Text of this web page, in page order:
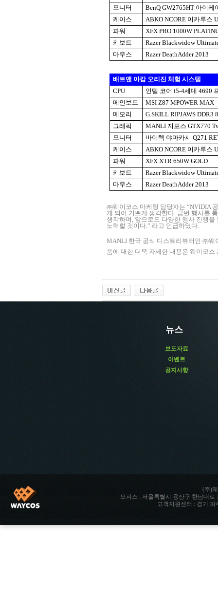
모니터
BenQ GW2765HT 아이케
케이스
ABKO NCORE 이카루스
파워
XFX PRO 1000W
키보드
Razer Blackwidow
마우스
Razer DeathAdder 2013
배트맨 아캄 오리진 체험 시스템
CPU
인텔 코어 i5-4세대 4690
메인보드
MSI Z87 MPOWER MAX
메모리
G.SKILL RIPJAWS DDR3
그래픽
MANLI 지포스 GTX770
모니터
바이텍 야마카시 Q271
케이스
ABKO NCORE 이카루스
파워
XFX XTR 650W GOLD
키보드
Razer Blackwidow
마우스
Razer DeathAdder 2013
㈜웨이코스 마케팅 담당자는 “NVIDIA
게 되어 기쁘게 생각한다. 금번 행사를
생각하며 , 앞으로도 다양한 행사 진행을
노력할 것이다.” 라고 언급하였다.
MANLI 한국 공식 디스트리뷰터인 ㈜
품에 대한 더욱 자세한 내용은 웨이코스
뉴스
보도자료
이벤트
공지사항
(주)
오피스 : 서울특별시 용산구 한남대로
고객지원센터 : 경기 파